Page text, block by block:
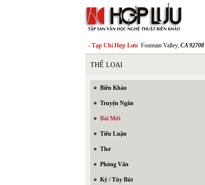
- Tạp Chí Hợp Lưu Fountain Valley, CA 92708
THỂ LOẠI
Biên Khảo
Truyện Ngắn
Bài Mới
Tiểu Luận
Thơ
Phỏng Vấn
Ký / Tùy Bút